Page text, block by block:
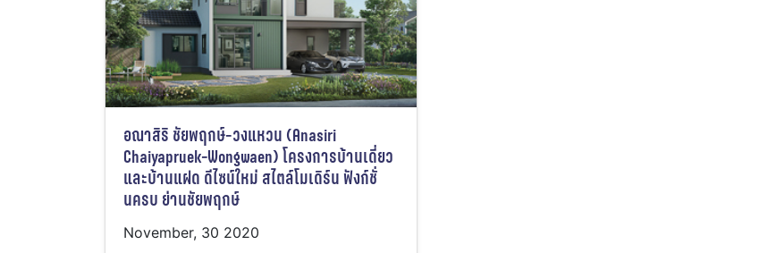
อณาสิริ ชัยพฤกษ์-วงแหวน (Anasiri
Chaiyapruek-Wongwaen) โครงการบ้านเดี่ยว
และบ้านแฝด ดีไซน์ใหม่ สไตล์โมเดิร์น ฟังก์ชั่
นครบ ย่านชัยพฤกษ์
November, 30 2020